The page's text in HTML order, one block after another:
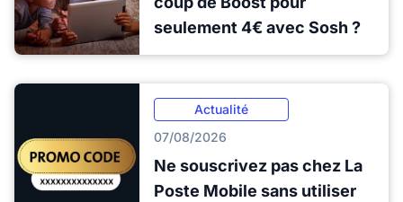
seulement 4€ avec Sosh ?
Actualité
07/08/2026
Ne souscrivez pas chez La
Poste Mobile sans utiliser